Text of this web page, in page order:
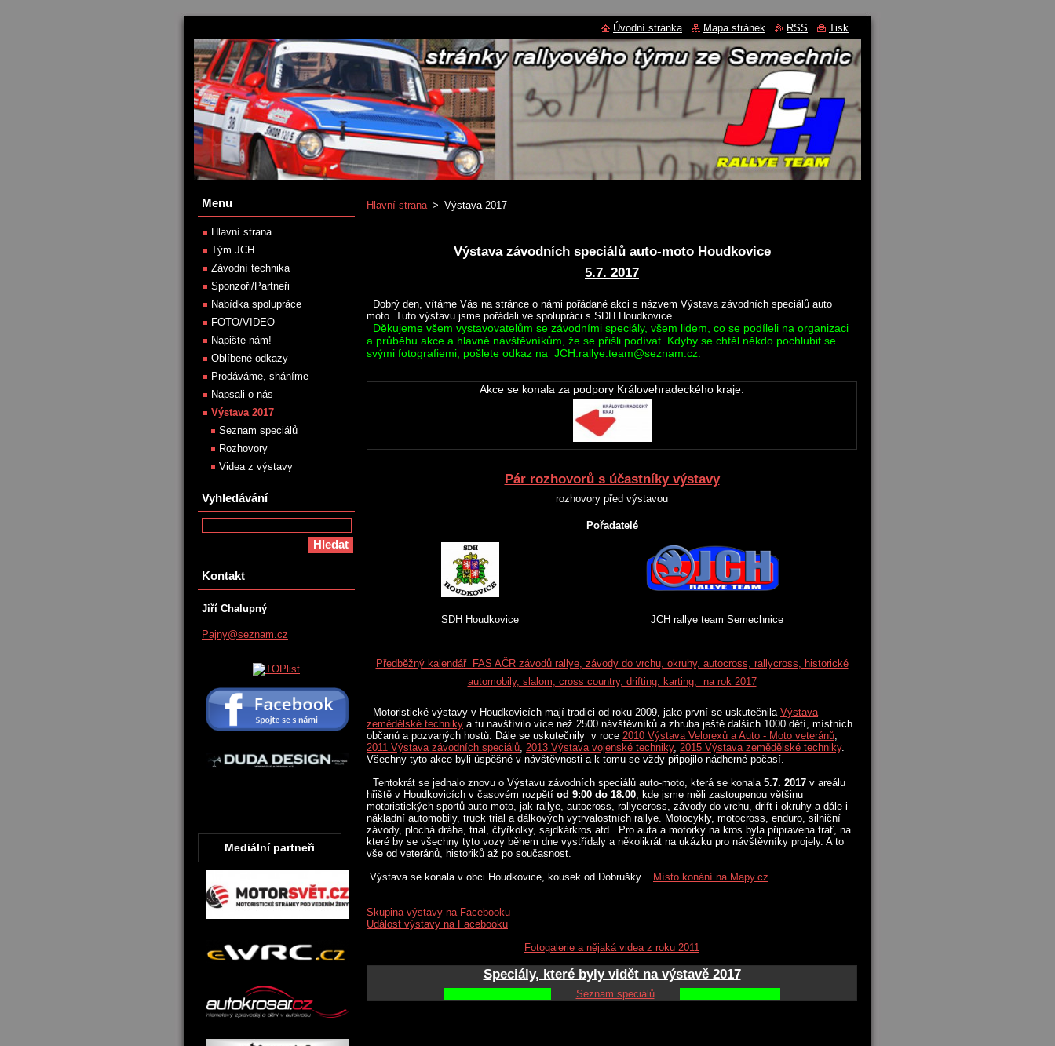
Hlavní strana > Výstava 2017
Výstava závodních speciálů auto-moto Houdkovice
5.7. 2017
Dobrý den, vítáme Vás na stránce o námi pořádané akci s názvem Výstava závodních speciálů auto
moto. Tuto výstavu jsme pořádali ve spolupráci s SDH Houdkovice.
Děkujeme všem vystavovatelům se závodními speciály, všem lidem, co se podíleli na organizaci
a průběhu akce a hlavně návštěvníkům, že se přišli podívat. Kdyby se chtěl někdo pochlubit se
svými fotografiemi, pošlete odkaz na JCH.rallye.team@seznam.cz.
Akce se konala za podpory Královehradeckého kraje.
Pár rozhovorů s účastníky výstavy
rozhovory před výstavou
Pořadatelé
SDH Houdkovice JCH rallye team Semechnice
Předběžný kalendář FAS AČR závodů rallye, závody do vrchu, okruhy, autocross, rallycross, historické
automobily, slalom, cross country, drifting, karting, na rok 2017
Motoristické výstavy v Houdkovicích mají tradici od roku 2009, jako první se uskutečnila Výstava
zemědělské techniky a tu navštívilo více než 2500 návštěvníků a zhruba ještě dalších 1000 dětí, místních
občanů a pozvaných hostů. Dále se uskutečnily v roce 2010 Výstava Velorexů a Auto - Moto veteránů,
2011 Výstava závodních speciálů, 2013 Výstava vojenské tec hniky, 2015 Výstava zemědělské techni ky.
Všechny tyto akce byli úspěšné v návštěvnosti a k tomu se vždy připojilo nádherné počasí.
Tentokrát se jednalo znovu o Výstavu závodních speciálů auto-moto, která se konala 5.7. 2017 v areálu
hřiště v Houdkovicích v časovém rozpětí od 9:00 do 18.00, kde jsme měli zastoupenou většinu
motoristických sportů auto-moto, jak rallye, autocross, rallyecross, závody do vrchu, drift i okruhy a dále i
nákladní automobily, truck trial a dálkových vytrvalostních rallye. Motocykly, motocross, enduro, silniční
závody, plochá dráha, trial, čtyřkolky, sajdkárkros atd.. Pro auta a motorky na kros byla připravena trať, na
které by se všechny tyto vozy během dne vystřídaly a několikrát na ukázku pro návštěvníky projely. A to
vše od veteránů, historiků až po současnost.
Výstava se konala v obci Houdkovice, kousek od Dobrušky.
Místo konání na Mapy.cz
Skupina výstavy na Facebooku
Událost výstavy na Facebooku
Fotogalerie a nějaká videa z roku 2011
Speciály, které byly vidět na výstavě 2017
Seznam speciálů
Menu
Hlavní strana
Tým JCH
Závodní technika
Sponzoři/Partneři
Nabídka spolupráce
FOTO/VIDEO
Napište nám!
Oblíbené odkazy
Prodáváme, sháníme
Napsali o nás
Výstava 2017
Seznam speciálů
Rozhovory
Videa z výstavy
Vyhledávání
Kontakt
Jiří Chalupný
Pajny@seznam.cz
Mediální partneři
Úvodní stránka Mapa stránek RSS Tisk